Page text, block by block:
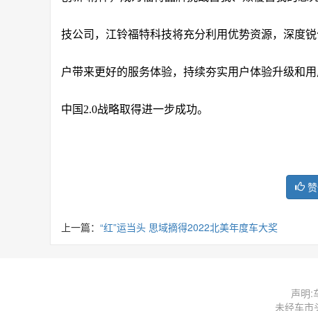
技公司，江铃福特科技将充分利用优势资源，深度
户带来更好的服务体验，持续夯实用户体验升级和
中国2.0战略取得进一步成功。
赞
上一篇： “红”运当头 思域摘得2022北美年度车大奖
声明:
未经车市